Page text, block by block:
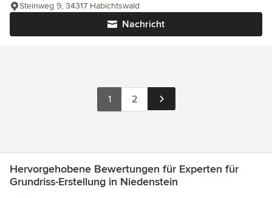
Nachricht
Steinweg 9, 34317 Habichtswald
1 2
Hervorgehobene Bewertungen für Experten für
Grundriss-Erstellung in Niedenstein